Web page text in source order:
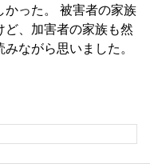
かった。 被害者の家族
ど、加害者の家族も然
ながら思いました。